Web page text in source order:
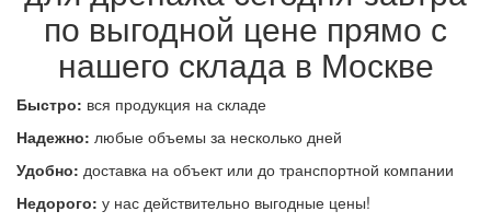
по выгодной цене прямо с
нашего склада в Москве
Быстро: вся продукция на складе
Надежно: любые объемы за несколько дней
Удобно: доставка на объект или до транспортной компании
Недорого: у нас действительно выгодные цены!